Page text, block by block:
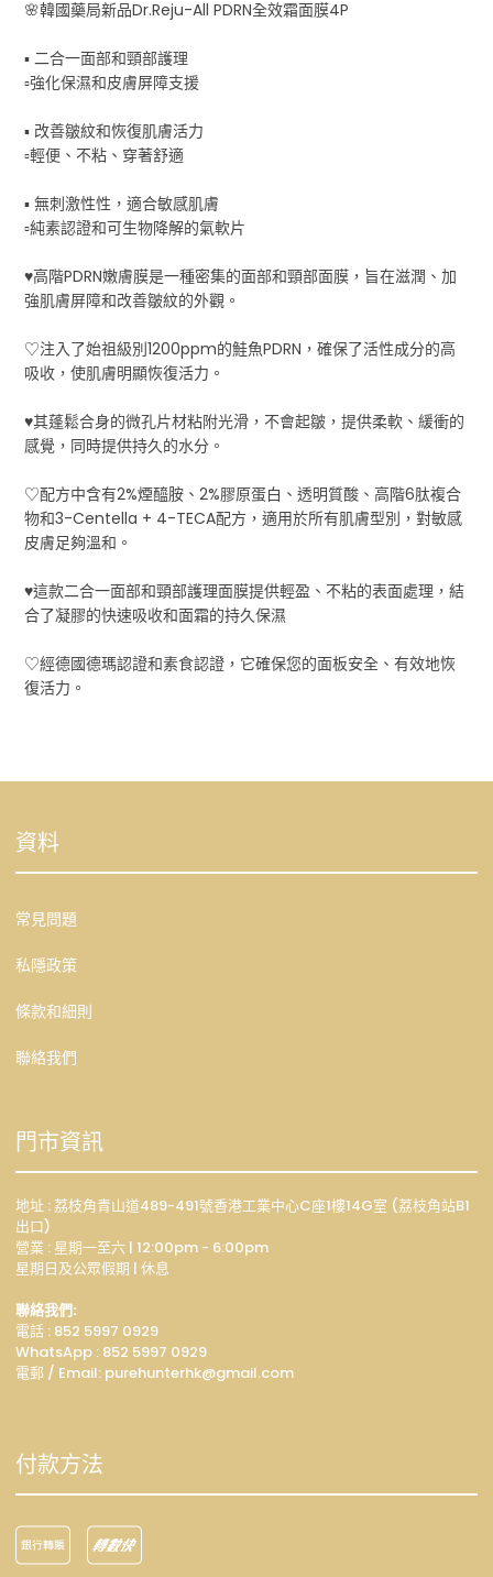
🌸韓國藥局新品Dr.Reju-All PDRN全效霜面膜4P
▪️ 二合一面部和頸部護理
▫強化保濕和皮膚屏障支援
▪️ 改善皺紋和恢復肌膚活力
▫輕便、不粘、穿著舒適
▪️ 無刺激性性，適合敏感肌膚
▫純素認證和可生物降解的氣軟片
♥高階PDRN嫩膚膜是一種密集的面部和頸部面膜，旨在滋潤、加
強肌膚屏障和改善皺紋的外觀。
♡注入了始祖級別1200ppm的鮭魚PDRN，確保了活性成分的高
吸收，使肌膚明顯恢復活力。
♥其蓬鬆合身的微孔片材粘附光滑，不會起皺，提供柔軟、緩衝的
感覺，同時提供持久的水分。
♡配方中含有2%煙醯胺、2%膠原蛋白、透明質酸、高階6肽複合
物和3-Centella + 4-TECA配方，適用於所有肌膚型別，對敏感
皮膚足夠溫和。
♥這款二合一面部和頸部護理面膜提供輕盈、不粘的表面處理，結
合了凝膠的快速吸收和面霜的持久保濕
♡經德國德瑪認證和素食認證，它確保您的面板安全、有效地恢
復活力。
資料
常見問題
私隱政策
條款和細則
聯絡我們
門市資訊
地址 : 荔枝角青山道489-491號香港工業中心C座1樓14G室 (荔枝角站B1
出口)
營業 : 星期一至六 | 12:00pm - 6:00pm
星期日及公眾假期 | 休息
聯絡我們:
電話 : 852 5997 0929
WhatsApp : 852 5997 0929
電郵 / Email: purehunterhk@gmail.com
付款方法